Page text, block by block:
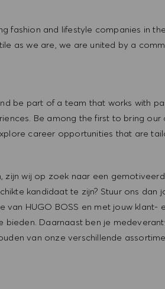
fashion and lifestyle companies in
as we are, we are united by a
be part of a team that works with
Be among the first to bring
career opportunities that are
zijn wij op zoek naar een
kandidaat te zijn? Stuur ons dan
van HUGO BOSS en met jouw klant-
bieden. Daarnaast ben je
van onze verschillende